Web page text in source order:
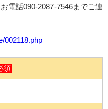
電話090-2087-7546までご連
002118.php
須